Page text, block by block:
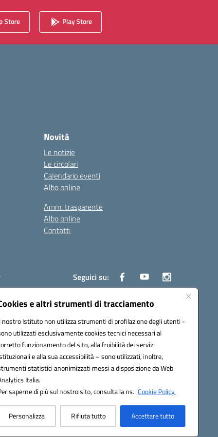
e altri strumenti di tracciamento
nostro Istituto non utilizza strumenti di profilazione degli utenti -
utilizzati esclusivamente cookies tecnici necessari al
funzionamento del sito, alla fruibilità dei servizi
e alla sua accessibilità – sono utilizzati, inoltre,
statistici anonimizzati messi a disposizione da Web
Italia.
saperne di più sul nostro sito, consulta la ns. Cookie Policy.
Personalizza Rifiuta tutto Accettare tutto
Store Play Store
Novità
Le notizie
Le circolari
Calendario eventi
Albo online
Amm. trasparente
Albo online
Contatti
Seguici su: